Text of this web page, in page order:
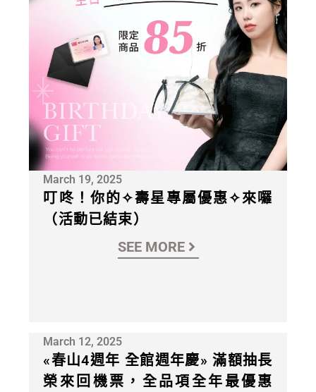
March 19, 2025
叮咚！你的✧壽星專屬優惠✧來囉
（活動已結束）
SEE MORE
March 12, 2025
«春山4週年 全館週年慶» 滿額抽長
榮來回機票，全品項全年最優惠